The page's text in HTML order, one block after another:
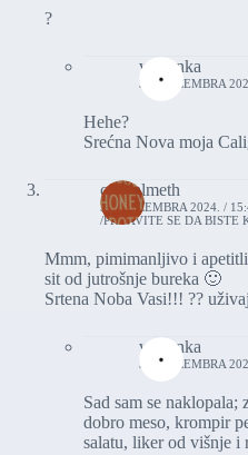
?
vasionka
31. DECEMBRA
Hehe?
Srećna Nova moja
crystalmeth
31. DECEMBRA 2024. /
PRIJAVITE SE DA BISTE
Mmm, pimimanljivo i
sit od jutrošnje bureka 🙂
Srtena Noba Vasi!!! ??
vasionka
31. DECEMBRA
Sad sam se naklopala;
dobro meso, krompir
salatu, liker od višnje i